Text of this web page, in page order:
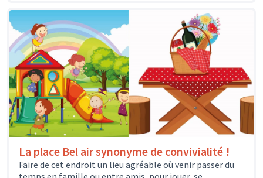
La place Bel air synonyme de convivialité !
Faire de cet endroit un lieu agréable où venir passer du